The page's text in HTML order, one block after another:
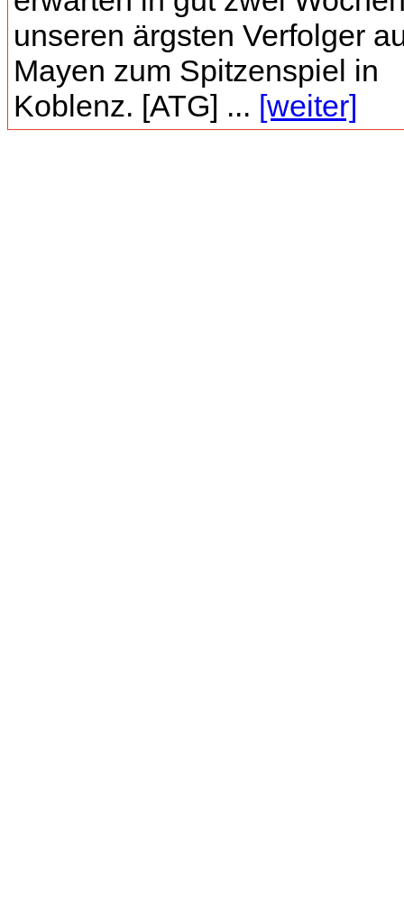
unseren ärgsten Verfolger
Mayen zum Spitzenspiel in
Koblenz. [ATG] ... [weiter]